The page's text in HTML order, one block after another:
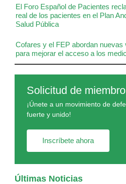
El Foro Español de Pacientes
real de los pacientes en el Plan
Salud Pública
Cofares y el FEP abordan
para mejorar el acceso a los
Solicitud de miembro
¡Únete a un movimiento de
fuerte y unido!
Inscríbete ahora
Últimas Noticias